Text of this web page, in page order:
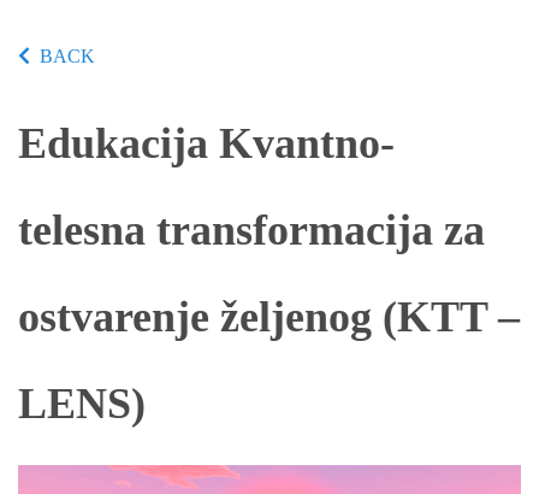
BACK
Edukacija Kvantno-
telesna transformacija za
ostvarenje željenog (KTT –
LENS)